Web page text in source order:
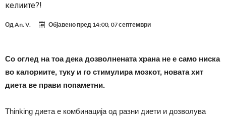
келиите?!
ОдAn. V. Објавено пред 14:00, 07 септември
Со оглед на тоа дека дозволнената храна не е само ниска
во калориите, туку и го стимулира мозкот, новата хит
диета ве прави попаметни.
Thinking диета е комбинација од разни диети и дозволува